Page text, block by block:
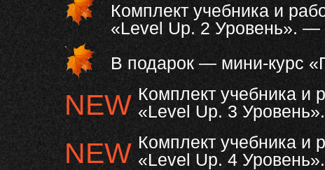
Комплект учебника и
«Level Up. 2 Уровень». —
В подарок — мини-курс
Комплект учебника и
«Level Up. 3
NEW
Комплект учебника и
«Level Up. 4
NEW